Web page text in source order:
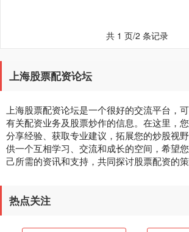
共 1 页/2 条记录
上海股票配资论坛
上海股票配资论坛是一个很好的交流平台，
有关配资业务及股票炒作的信息。在这里，
分享经验、获取专业建议，拓展您的炒股视
供一个互相学习、交流和成长的空间，希望
己所需的资讯和支持，共同探讨股票配资的策
热点关注